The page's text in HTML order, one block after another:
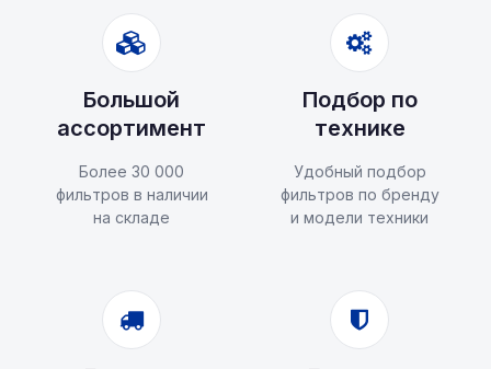
Большой
ассортимент
Более 30 000
фильтров в наличии
на складе
Подбор по
технике
Удобный подбор
фильтров по бренду
и модели техники